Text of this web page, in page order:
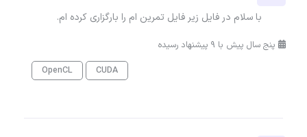
با سلام در فایل زیر فایل تمرین ام را بارگزاری کرده ام.
پنج سال پیش با 9 پیشنهاد رسیده
CUDA
OpenCL